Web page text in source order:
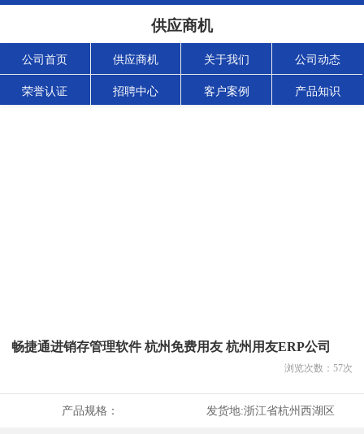
供应商机
公司首页 供应商机 关于我们 公司动态
荣誉认证 招聘中心 客户案例 产品知识
畅捷通进销存管理软件 杭州免费用友 杭州用友ERP公司
浏览次数： 57次
产品规格： 发货地:浙江省杭州西湖区